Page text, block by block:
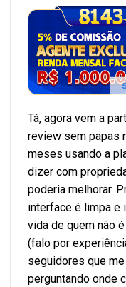
Tá, agora vem a
review sem papas
meses usando a
dizer com
poderia melhorar.
interface é limpa e
vida de quem não
(falo por
seguidores que
perguntando onde